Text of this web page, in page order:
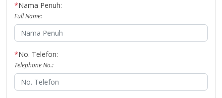
*Nama Penuh:
Full Name:
*No. Telefon:
Telephone No.: